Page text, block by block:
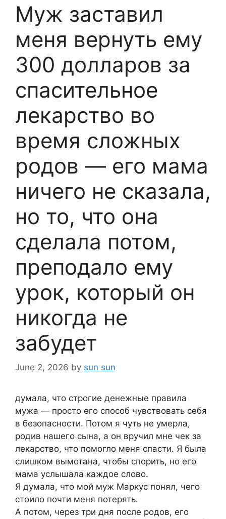
Муж заставил
меня вернуть ему
300 долларов за
спасительное
лекарство во
время сложных
родов — его мама
ничего не сказала,
но то, что она
сделала потом,
преподало ему
урок, который он
никогда не
забудет
June 2, 2026 by sun sun
думала, что строгие денежные правила
мужа — просто его способ чувствовать себя
в безопасности. Потом я чуть не умерла,
родив нашего сына, а он вручил мне чек за
лекарство, что помогло меня спасти. Я была
слишком вымотана, чтобы спорить, но его
мама услышала каждое слово.
Я думала, что мой муж Маркус понял, чего
стоило почти меня потерять.
А потом, через три дня после родов, его